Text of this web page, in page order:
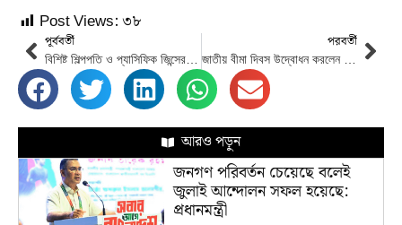
Post Views:৩৮
পূর্ববর্তী পরবর্তী
আরও পড়ুন
জনগণ পরিবর্তন চেয়েছে বলেই
জুলাই আন্দোলন সফল হয়েছে:
প্রধানমন্ত্রী